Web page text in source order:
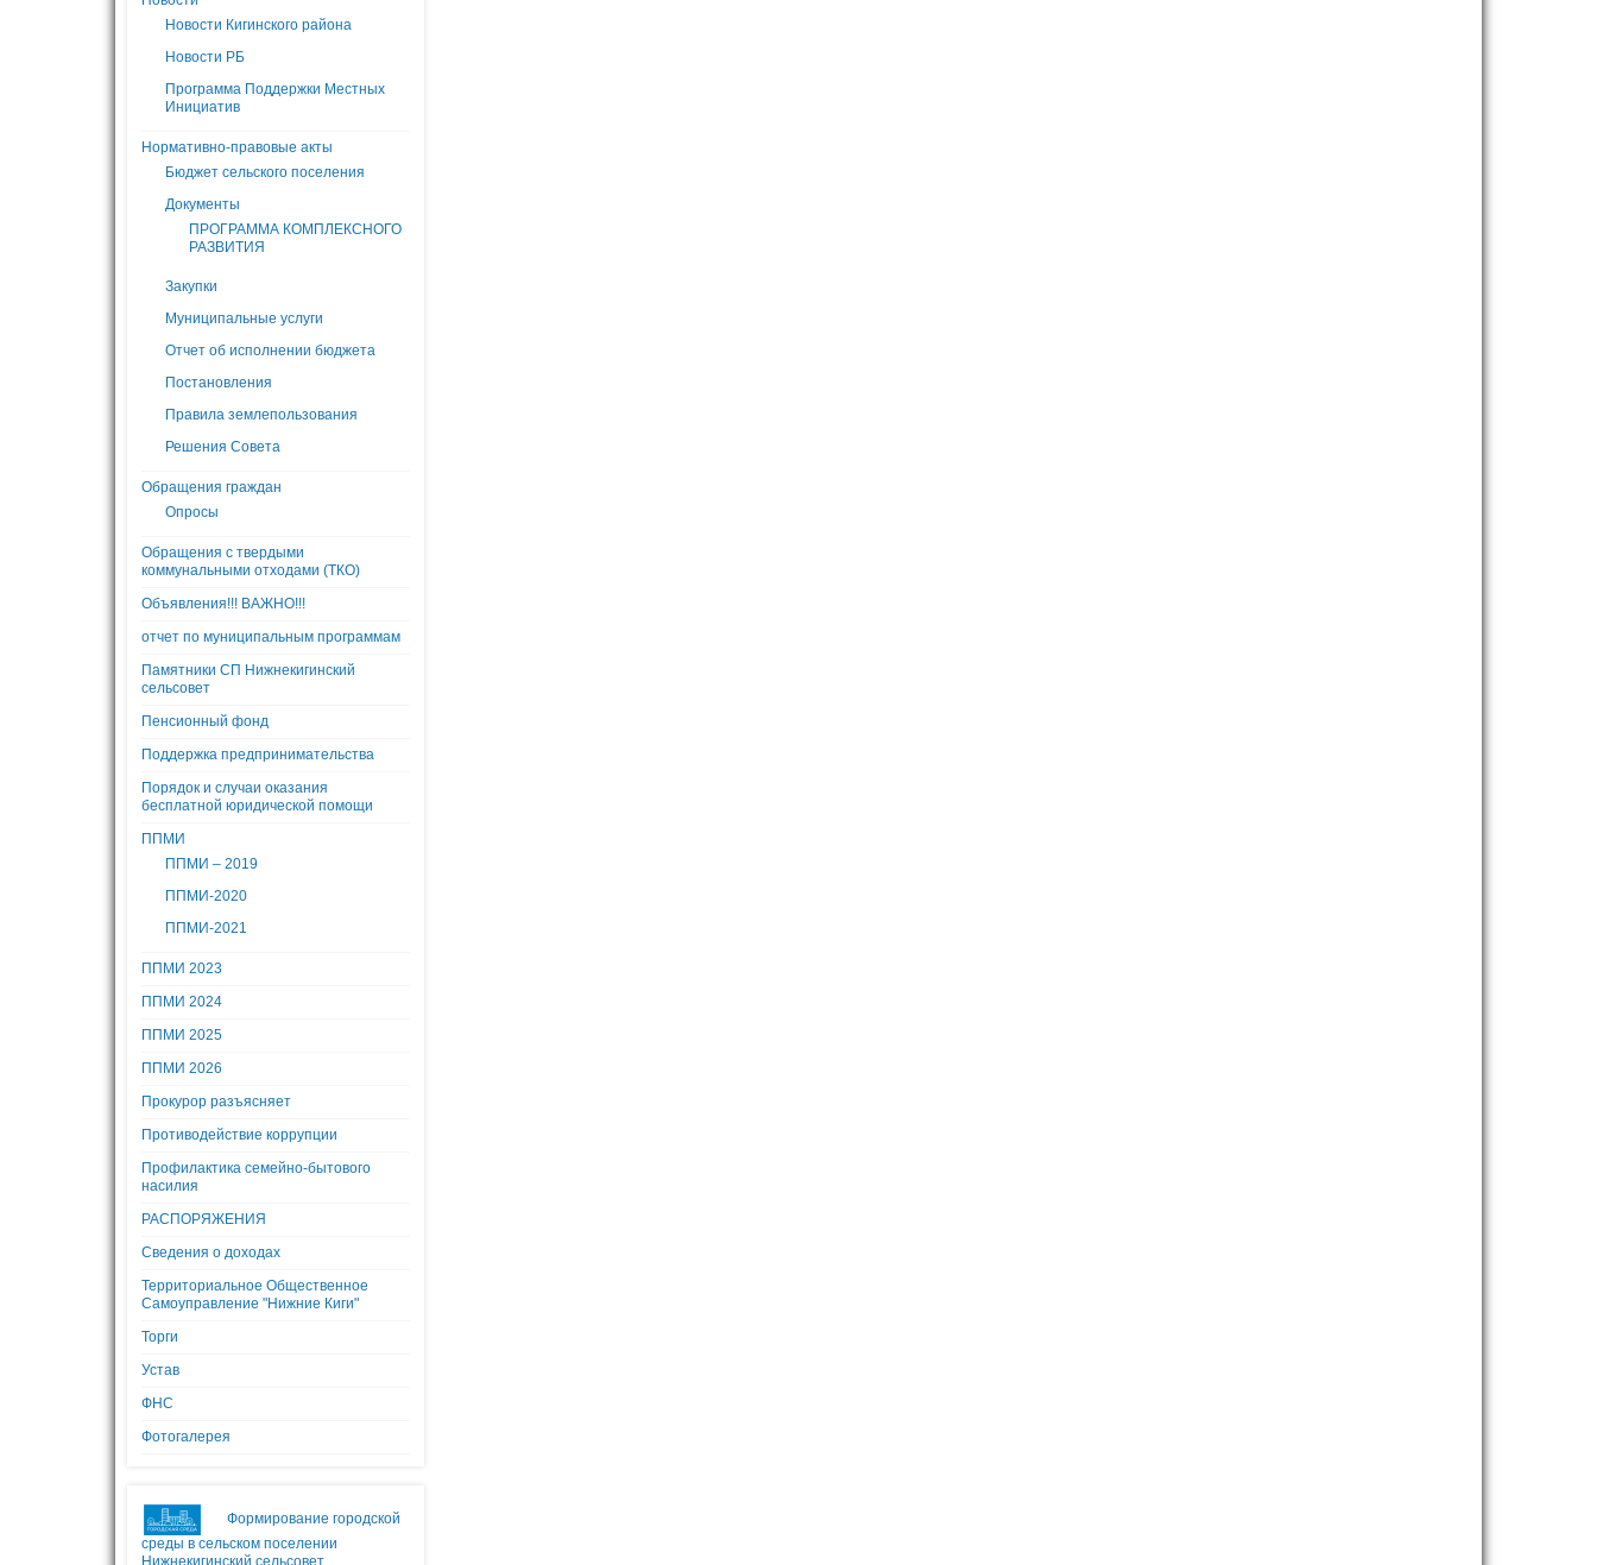
Новости Кигинского района
Новости РБ
Программа Поддержки Местных
Инициатив
Нормативно-правовые акты
Бюджет сельского поселения
Документы
ПРОГРАММА КОМПЛЕКСНОГО
РАЗВИТИЯ
Закупки
Муниципальные услуги
Отчет об исполнении бюджета
Постановления
Правила землепользования
Решения Совета
Обращения граждан
Опросы
Обращения с твердыми
коммунальными отходами (ТКО)
Объявления!!! ВАЖНО!!!
отчет по муниципальным программам
Памятники СП Нижнекигинский
сельсовет
Пенсионный фонд
Поддержка предпринимательства
Порядок и случаи оказания
бесплатной юридической помощи
ППМИ
ППМИ – 2019
ППМИ-2020
ППМИ-2021
ППМИ 2023
ППМИ 2024
ППМИ 2025
ППМИ 2026
Прокурор разъясняет
Противодействие коррупции
Профилактика семейно-бытового
насилия
РАСПОРЯЖЕНИЯ
Сведения о доходах
Территориальное Общественное
Самоуправление "Нижние Киги"
Торги
Устав
ФНС
Фотогалерея
Формирование городской
среды в сельском поселении
Нижнекигинский сельсовет